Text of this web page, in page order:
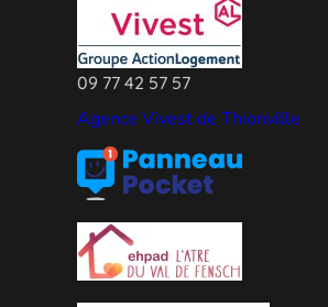
09 77 42 57 57
Agence Vivest de Thionville